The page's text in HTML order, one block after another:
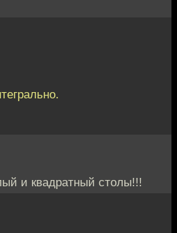
и квадратный столы!!!